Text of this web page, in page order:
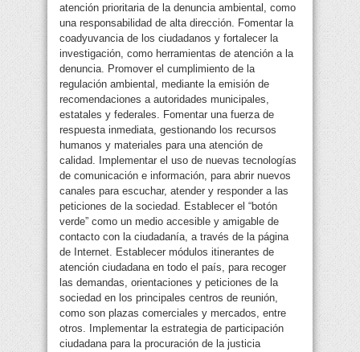
atención prioritaria de la denuncia ambiental, como
una responsabilidad de alta dirección. Fomentar la
coadyuvancia de los ciudadanos y fortalecer la
investigación, como herramientas de atención a la
denuncia. Promover el cumplimiento de la
regulación ambiental, mediante la emisión de
recomendaciones a autoridades municipales,
estatales y federales. Fomentar una fuerza de
respuesta inmediata, gestionando los recursos
humanos y materiales para una atención de
calidad. Implementar el uso de nuevas tecnologías
de comunicación e información, para abrir nuevos
canales para escuchar, atender y responder a las
peticiones de la sociedad. Establecer el “botón
verde” como un medio accesible y amigable de
contacto con la ciudadanía, a través de la página
de Internet. Establecer módulos itinerantes de
atención ciudadana en todo el país, para recoger
las demandas, orientaciones y peticiones de la
sociedad en los principales centros de reunión,
como son plazas comerciales y mercados, entre
otros. Implementar la estrategia de participación
ciudadana para la procuración de la justicia